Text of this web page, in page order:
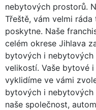
nebytových prostorů.
Třeště, vám velmi
poskytne. Naše
celém okrese Jihlava
bytových i
velikostí. Vaše bytové
vyklidíme ve vámi
bytových i
naše společnost,